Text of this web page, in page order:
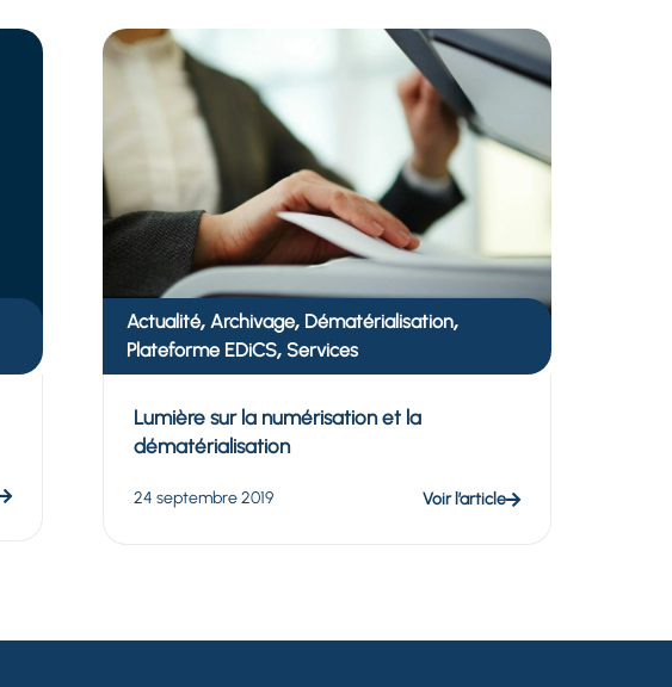
Actualité, Archivage, Dématérialisation,
Plateforme EDiCS,Services
Lumière sur la numérisation et la
dématérialisation
24 septembre 2019 Voir l’article